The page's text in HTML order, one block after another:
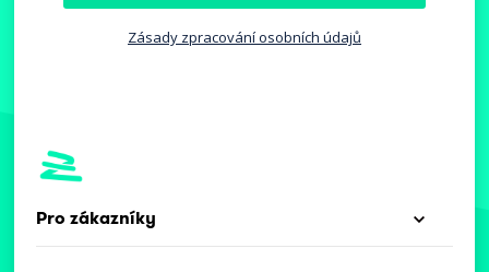
Zásady zpracování osobních údajů
Pro zákazníky